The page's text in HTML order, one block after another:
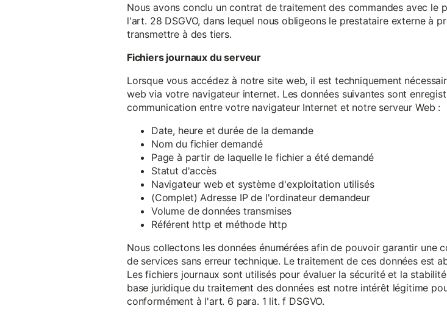
Nous avons conclu un contrat de traitement des commandes avec le
l'art. 28 DSGVO, dans lequel nous obligeons le prestataire externe à
transmettre à des tiers.
Fichiers journaux du serveur
Lorsque vous accédez à notre site web, il est techniquement
web via votre navigateur internet. Les données suivantes sont
communication entre votre navigateur Internet et notre serveur Web :
Date, heure et durée de la demande
Nom du fichier demandé
Page à partir de laquelle le fichier a été demandé
Statut d'accès
Navigateur web et système d'exploitation utilisés
(Complet) Adresse IP de l'ordinateur demandeur
Volume de données transmises
Référent http et méthode http
Nous collectons les données énumérées afin de pouvoir garantir une
de services sans erreur technique. Le traitement de ces données est
Les fichiers journaux sont utilisés pour évaluer la sécurité et la
base juridique du traitement des données est notre intérêt légitime
conformément à l'art. 6 para. 1 lit. f DSGVO.